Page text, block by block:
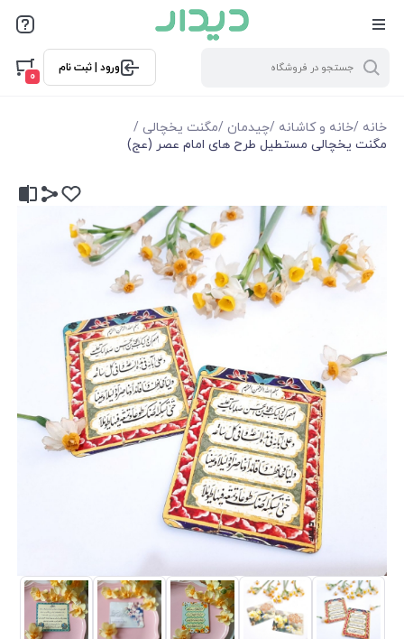
ورود | ثبت نام
0
خانه /خانه و کاشانه /چیدمان /مگنت یخچالی /
مگنت یخچالی مستطیل طرح های امام عصر (عج)